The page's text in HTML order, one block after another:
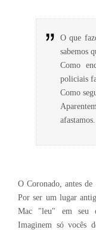
O que
sabemos
Como
policiais
Como
afastamos.
O Coronado, antes
Por ser um lugar
Mac "leu" em seu
Imaginem só vocês